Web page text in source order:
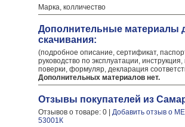
Марка, колличество
Дополнительные материалы
скачивания:
(подробное описание, сертификат,
руководство по эксплуатации,
поверки, формуляр, декларация
Дополнительных материалов нет.
Отзывы покупателей из
Отзывов о товаре: 0 | Добавить отзыв о
53001К